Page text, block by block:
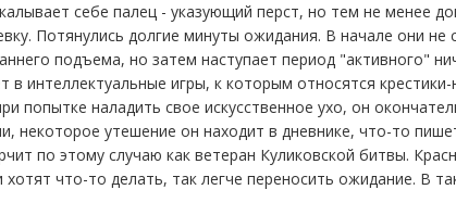
себе палец - указующий перст, но тем не менее
Потянулись долгие минуты ожидания. В начале они
подъема, но затем наступает период "активного"
интеллектуальные игры, к которым относятся
попытке наладить свое искусственное ухо, он
утешение он находит в дневнике, что-то
по этому случаю как ветеран Куликовской битвы.
что-то делать, так легче переносить ожидание. В